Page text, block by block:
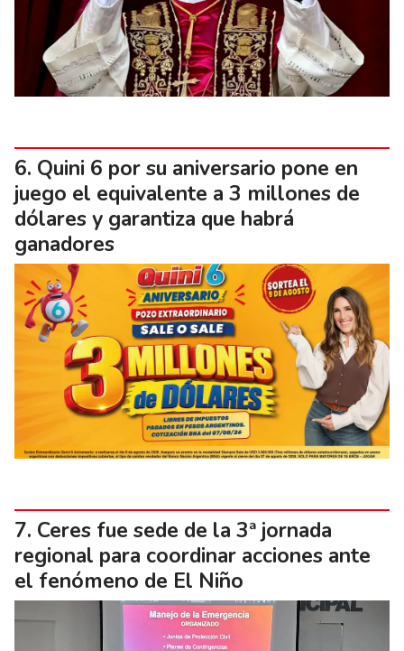
Quini 6 por su aniversario pone en
juego el equivalente a 3 millones de
dólares y garantiza que habrá
ganadores
Ceres fue sede de la 3ª jornada
regional para coordinar acciones ante
el fenómeno de El Niño